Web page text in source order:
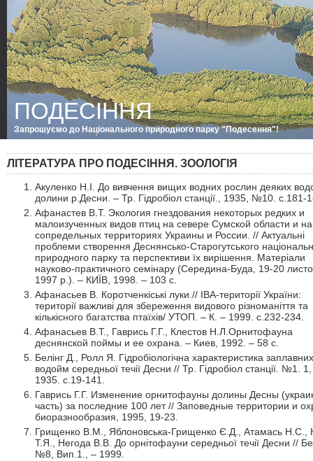
ПОДЕСІННЯ
Запрошуємо до Національного природного парку "Подесення"!
ЛІТЕРАТУРА ПРО ПОДЕСІННЯ. ЗООЛОГІЯ
Акуленко Н.І. До вивчення вищих водних рослин деяких
долини р.Десни. – Тр. Гідробіол станції., 1935, №10. с.181-
Афанастев В.Т. Экология гнездования некоторых редких и
малоизученных видов птиц на севере Сумской области и на
сопредельных территориях Украины и России. // Актуальні
проблеми створення Деснянсько-Старогутського
природного парку та перспективи їх вирішення. Матеріали
науково-практичного семінару (Середина-Буда, 19-20
1997 р.). – КИЇВ, 1998. – 103 с.
Афанасьев В. Коротченкіські луки.// ІВА-території України:
території важливі для збереження видового різноманіття та
кількісного багатства птаїхів/ УТОП. – К. – 1999. с.232-234.
Афанасьев В.Т., Гаврись Г.Г., Клестов Н.Л.Орнитофауна
деснянской поймы и ее охрана. – Киев, 1992. – 58 с.
Белінг Д., Ролл Я. Гідробіологічна характеристика заплавних
водойм середньої течії Десни // Тр. Гідробіол станції. №1.
1935. с.19-141.
Гаврись Г.Г. Изменение орнитофауны долины Десны
часть) за последние 100 лет // Заповедные территории и
биоразнообразия, 1995, 19-23.
Грищенко В.М., Яблоновська-Грищенко Є.Д., Атамась Н.С.,
Т.Я., Негода В.В. До орнітофауни середньої течії Десни //
№8, Вип.1., – 1999.